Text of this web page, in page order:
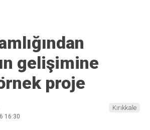
gelişimine
proje
16:30
Kırıkkale